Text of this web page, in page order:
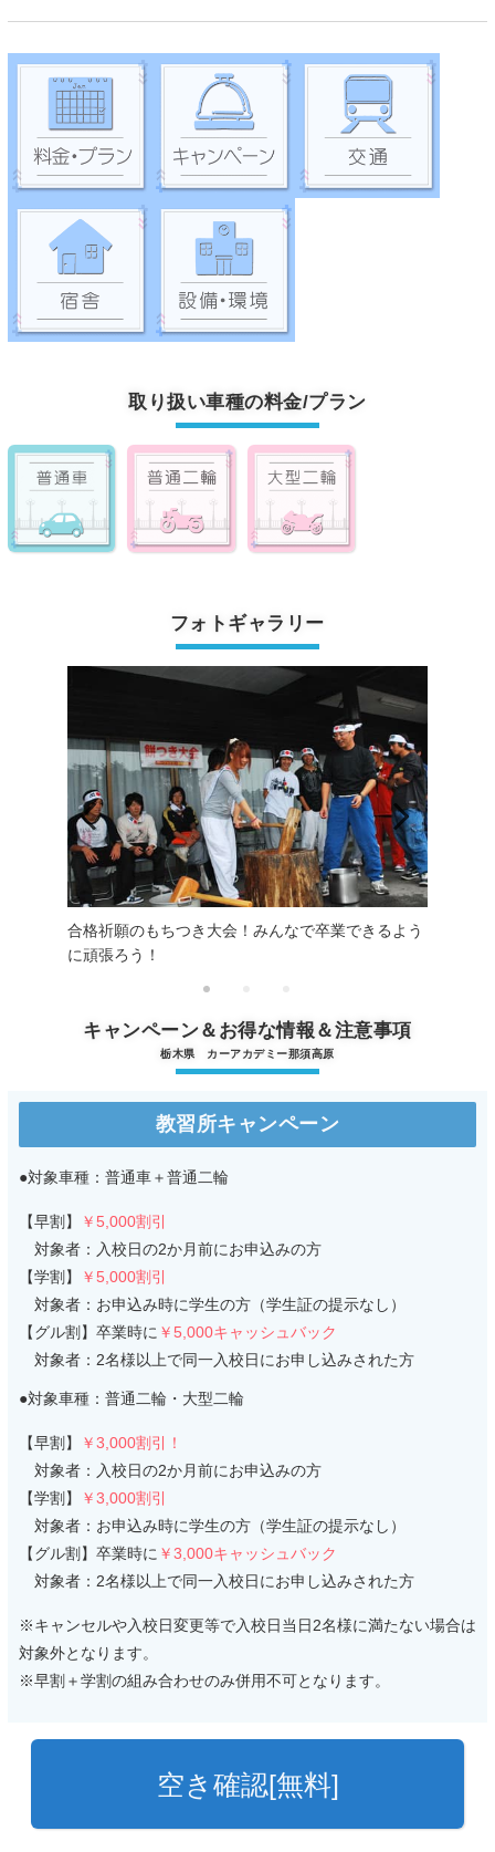
取り扱い車種の料金/プラン
フォトギャラリー
合格祈願のもちつき大会！みんなで卒業できるよう
に頑張ろう！
キャンペーン＆お得な情報＆注意事項
栃木県 カーアカデミー那須高原
教習所キャンペーン
●対象車種：普通車＋普通二輪
【早割】
￥5,000割引
対象者：入校日の2か月前にお申込みの方
【学割】
￥5,000割引
対象者：お申込み時に学生の方（学生証の提示なし）
【グル割】卒業時に ￥5,000キャッシュバック
対象者：2名様以上で同一入校日にお申し込みされた方
●対象車種：普通二輪・大型二輪
【早割】
￥3,000割引！
対象者：入校日の2か月前にお申込みの方
【学割】
￥3,000割引
対象者：お申込み時に学生の方（学生証の提示なし）
【グル割】卒業時に ￥3,000キャッシュバック
対象者：2名様以上で同一入校日にお申し込みされた方
※キャンセルや入校日変更等で入校日当日2名様に満たない場合は
対象外となります。
※早割＋学割の組み合わせのみ併用不可となります。
空き確認[無料]